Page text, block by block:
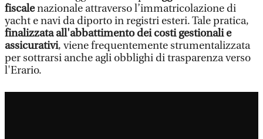
fiscalenazionale attraverso l’immatricolazione di
yacht e navi da diporto in registri esteri. Tale pratica,
finalizzata all'abbattimento dei costi gestionali e
assicurativi, viene frequentemente strumentalizzata
per sottrarsi anche agli obblighi di trasparenza verso
l'Erario.